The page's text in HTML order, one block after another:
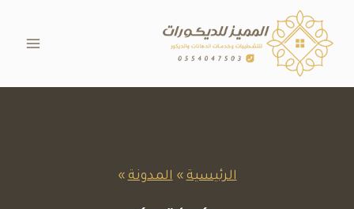
المحتوى
الرئيسية » المدونة »